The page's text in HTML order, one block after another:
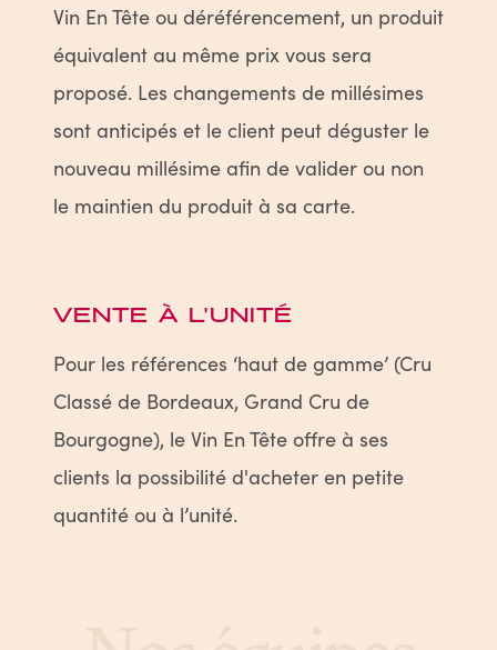
Vin En Tête ou déréférencement, un produit
équivalent au même prix vous sera
proposé. Les changements de millésimes
sont anticipés et le client peut déguster le
nouveau millésime afin de valider ou non
le maintien du produit à sa carte.
VENTE À L'UNITÉ
Pour les références ‘haut de gamme’ (Cru
Classé de Bordeaux, Grand Cru de
Bourgogne), le Vin En Tête offre à ses
clients la possibilité d'acheter en petite
quantité ou à l’unité.